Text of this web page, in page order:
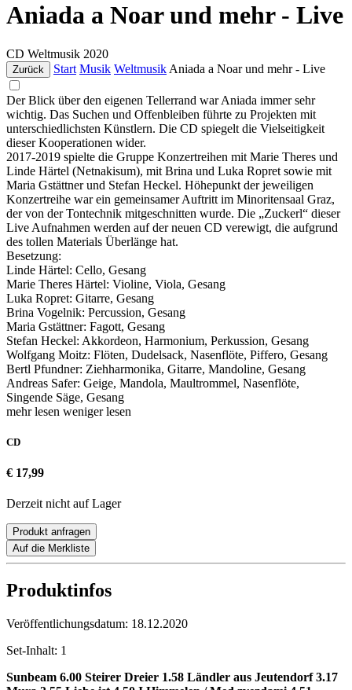
Aniada a Noar und mehr - Live
CD Weltmusik 2020
Zurück Start Musik Weltmusik Aniada a Noar und mehr - Live
Der Blick über den eigenen Tellerrand war Aniada immer sehr
wichtig. Das Suchen und Offenbleiben führte zu Projekten mit
unterschiedlichsten Künstlern. Die CD spiegelt die Vielseitigkeit
dieser Kooperationen wider.
2017-2019 spielte die Gruppe Konzertreihen mit Marie Theres und
Linde Härtel (Netnakisum), mit Brina und Luka Ropret sowie mit
Maria Gstättner und Stefan Heckel. Höhepunkt der jeweiligen
Konzertreihe war ein gemeinsamer Auftritt im Minoritensaal Graz,
der von der Tontechnik mitgeschnitten wurde. Die „Zuckerl“ dieser
Live Aufnahmen werden auf der neuen CD verewigt, die aufgrund
des tollen Materials Überlänge hat.
Besetzung:
Linde Härtel: Cello, Gesang
Marie Theres Härtel: Violine, Viola, Gesang
Luka Ropret: Gitarre, Gesang
Brina Vogelnik: Percussion, Gesang
Maria Gstättner: Fagott, Gesang
Stefan Heckel: Akkordeon, Harmonium, Perkussion, Gesang
Wolfgang Moitz: Flöten, Dudelsack, Nasenflöte, Piffero, Gesang
Bertl Pfundner: Ziehharmonika, Gitarre, Mandoline, Gesang
Andreas Safer: Geige, Mandola, Maultrommel, Nasenflöte,
Singende Säge, Gesang
mehr lesen weniger lesen
CD
€ 17,99
Derzeit nicht auf Lager
Produkt anfragen
Auf die Merkliste
Produktinfos
Veröffentlichungsdatum: 18.12.2020
Set-Inhalt: 1
Sunbeam 6.00 Steirer Dreier 1.58 Ländler aus Jeutendorf 3.17